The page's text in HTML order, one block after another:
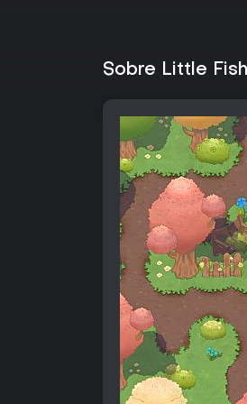
Sobre Little